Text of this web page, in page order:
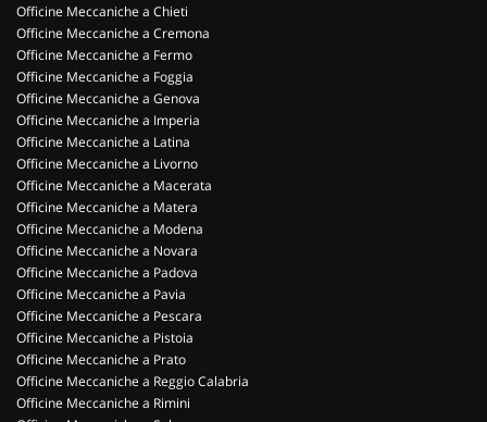
Officine Meccaniche a Chieti
Officine Meccaniche a Cremona
Officine Meccaniche a Fermo
Officine Meccaniche a Foggia
Officine Meccaniche a Genova
Officine Meccaniche a Imperia
Officine Meccaniche a Latina
Officine Meccaniche a Livorno
Officine Meccaniche a Macerata
Officine Meccaniche a Matera
Officine Meccaniche a Modena
Officine Meccaniche a Novara
Officine Meccaniche a Padova
Officine Meccaniche a Pavia
Officine Meccaniche a Pescara
Officine Meccaniche a Pistoia
Officine Meccaniche a Prato
Officine Meccaniche a Reggio Calabria
Officine Meccaniche a Rimini